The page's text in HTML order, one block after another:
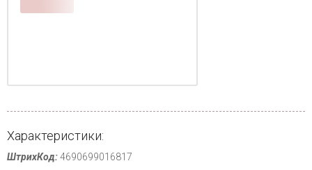
Характеристики:
ШтрихКод:4690699016817